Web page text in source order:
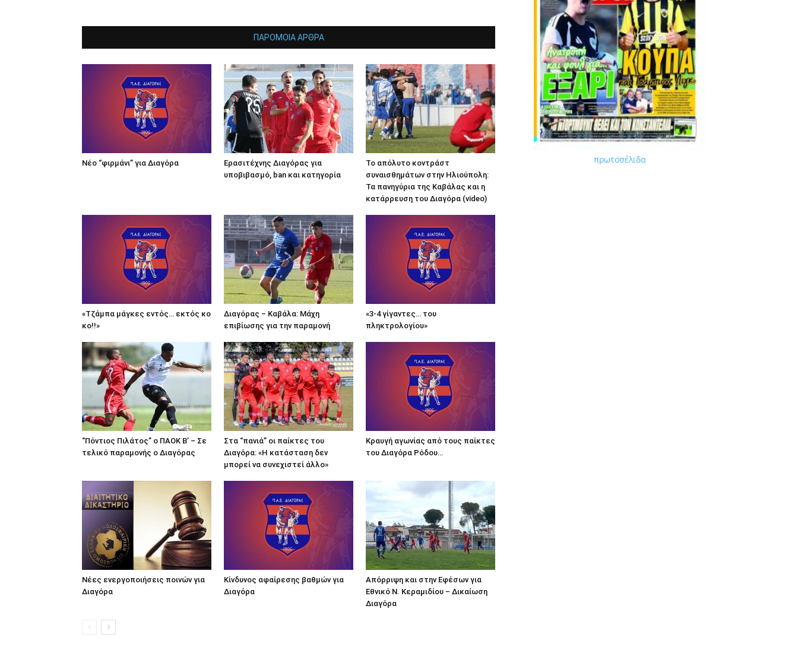
ΠΑΡΟΜΟΙΑ ΑΡΘΡΑ
Νέο “φιρμάνι” για Διαγόρα
Ερασιτέχνης Διαγόρας για
υποβιβασμό, ban και κατηγορία
Το απόλυτο κοντράστ
συναισθημάτων στην Ηλιούπολη:
Τα πανηγύρια της Καβάλας και η
κατάρρευση του Διαγόρα (video)
«Τζάμπα μάγκες εντός… εκτός κο
κο!!»
Διαγόρας – Καβάλα: Μάχη
επιβίωσης για την παραμονή
«3-4 γίγαντες… του
πληκτρολογίου»
“Πόντιος Πιλάτος” ο ΠΑΟΚ Β’ – Σε
τελικό παραμονής ο Διαγόρας
Στα “πανιά” οι παίκτες του
Διαγόρα: «Η κατάσταση δεν
μπορεί να συνεχιστεί άλλο»
Κραυγή αγωνίας από τους παίκτες
του Διαγόρα Ρόδου…
Νέες ενεργοποιήσεις ποινών για
Διαγόρα
Κίνδυνος αφαίρεσης βαθμών για
Διαγόρα
Απόρριψη και στην Εφέσων για
Εθνικό Ν. Κεραμιδίου – Δικαίωση
Διαγόρα
πρωτοσέλιδα